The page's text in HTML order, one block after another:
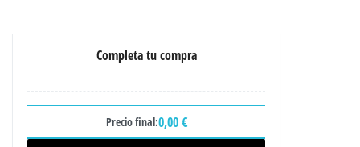
Completa tu compra
Precio final:0,00 €